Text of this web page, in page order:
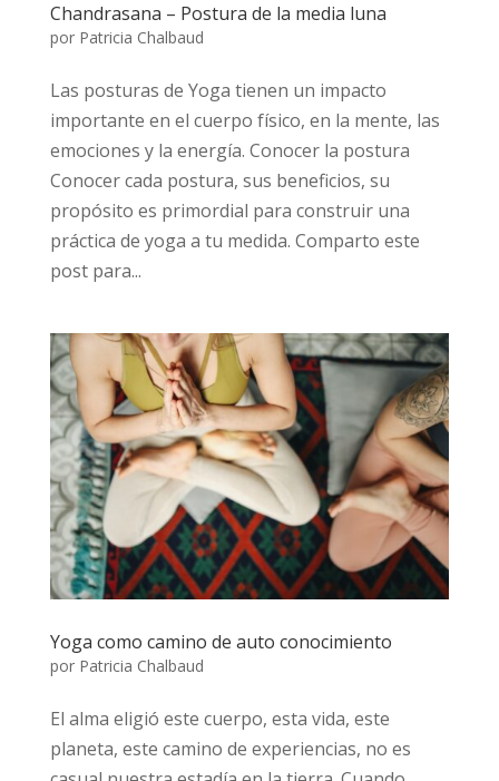
Chandrasana – Postura de la media luna
por Patricia Chalbaud
Las posturas de Yoga tienen un impacto
importante en el cuerpo físico, en la mente, las
emociones y la energía. Conocer la postura
Conocer cada postura, sus beneficios, su
propósito es primordial para construir una
práctica de yoga a tu medida. Comparto este
post para...
Yoga como camino de auto conocimiento
por Patricia Chalbaud
El alma eligió este cuerpo, esta vida, este
planeta, este camino de experiencias, no es